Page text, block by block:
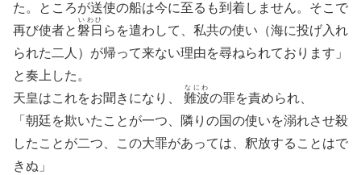
た。ところが送使の船は今に至るも到着しません。そこで
再び使者と磐日
いわひ
らを遣わして、私共の使い（海に投げ入れ
られた二人）が帰って来ない理由を尋ねられております」
と奏上した。
天皇はこれをお聞きになり、 難波
なにわ
の罪を責められ、
「朝廷を欺いたことが一つ、隣りの国の使いを溺れさせ殺
したことが二つ、この大罪があっては、釈放することはで
きぬ」